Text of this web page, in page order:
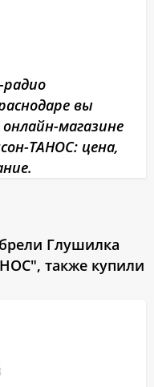
вы
магазине
ТАНОС: цена,
Глушилка
также купили